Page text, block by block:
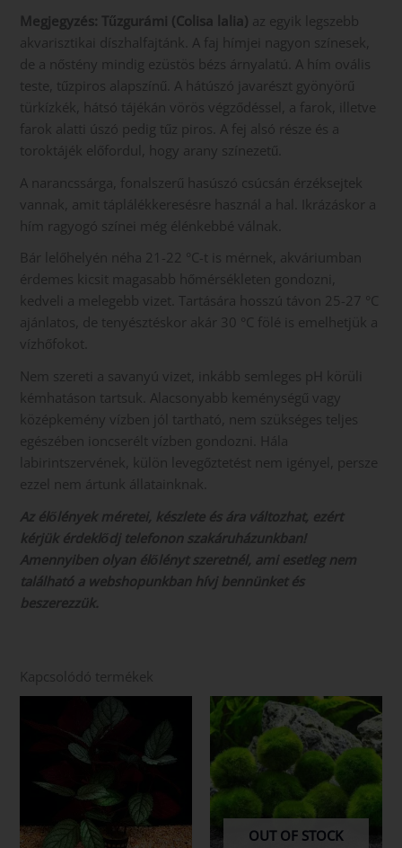
Megjegyzés: Tűzgurámi (Colisa lalia) az egyik legszebb
akvarisztikai díszhalfajtánk. A faj hímjei nagyon színesek,
de a nőstény mindig ezüstös bézs árnyalatú. A hím ovális
teste, tűzpiros alapszínű. A hátúszó javarészt gyönyörű
türkízkék, hátsó tájékán vörös végződéssel, a farok, illetve
farok alatti úszó pedig tűz piros. A fej alsó része és a
toroktájék előfordul, hogy arany színezetű.
A narancssárga, fonalszerű hasúszó csúcsán érzéksejtek
vannak, amit táplálékkeresésre használ a hal. Ikrázáskor a
hím ragyogó színei még élénkebbé válnak.
Bár lelőhelyén néha 21-22 °C-t is mérnek, akváriumban
érdemes kicsit magasabb hőmérsékleten gondozni,
kedveli a melegebb vizet. Tartására hosszú távon 25-27 °C
ajánlatos, de tenyésztéskor akár 30 °C fölé is emelhetjük a
vízhőfokot.
Nem szereti a savanyú vizet, inkább semleges pH körüli
kémhatáson tartsuk. Alacsonyabb keménységű vagy
középkemény vízben jól tartható, nem szükséges teljes
egészében ioncserélt vízben gondozni. Hála
labirintszervének, külön levegőztetést nem igényel, persze
ezzel nem ártunk állatainknak.
Az élőlények méretei, készlete és ára változhat, ezért
kérjük érdeklődj telefonon szakáruházunkban!
Amennyiben olyan élőlényt szeretnél, ami esetleg nem
található a webshopunkban hívj bennünket és
beszerezzük.
Kapcsolódó termékek
OUT OF STOCK